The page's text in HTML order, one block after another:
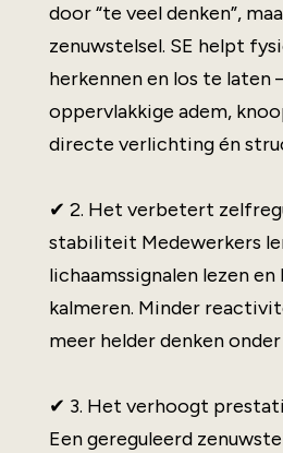
door “te veel denken”,
zenuwstelsel. SE helpt
herkennen en los te laten
oppervlakkige adem,
directe verlichting én
✔ 2. Het verbetert
stabiliteit Medewerkers
lichaamssignalen lezen
kalmeren. Minder
meer helder denken onder
✔ 3. Het verhoogt
Een gereguleerd